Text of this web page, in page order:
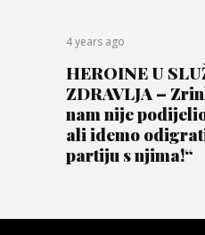
4 years ago
HEROINE U
ZDRAVLJA –
nam nije
ali idemo
partiju s njima!“